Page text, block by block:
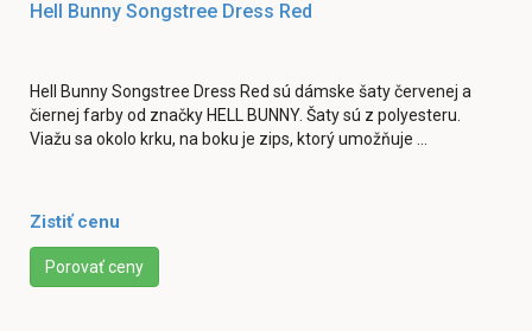
Hell Bunny Songstree Dress Red
Hell Bunny Songstree Dress Red sú dámske šaty červenej a
čiernej farby od značky HELL BUNNY. Šaty sú z polyesteru.
Viažu sa okolo krku, na boku je zips, ktorý umožňuje ...
Zistiť cenu
Porovať ceny